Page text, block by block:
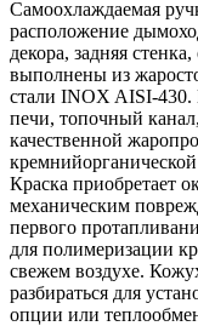
Самоохлаждаемая
расположение
декора, задняя
выполнены из
стали INOX AISI-430.
печи, топочный
качественной
Краска приобретает
механическим
первого
для полимеризации
свежем воздухе.
разбираться для
опции или